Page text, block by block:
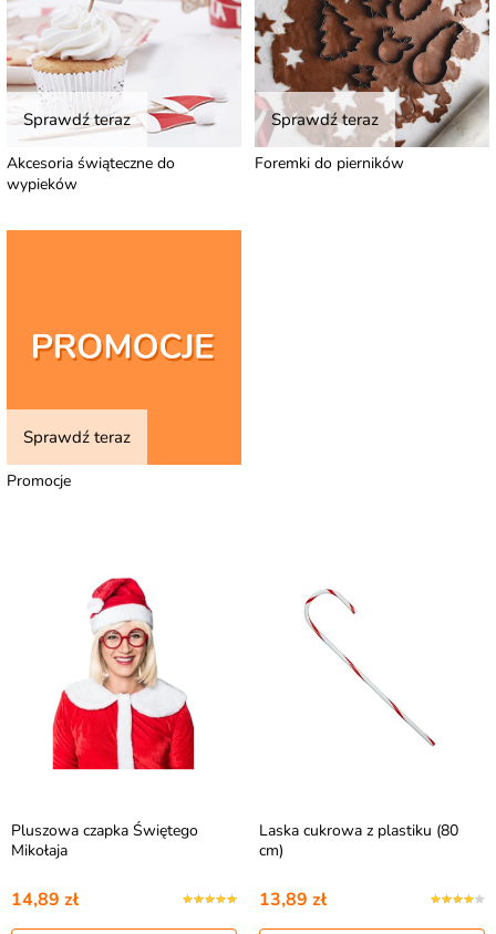
Sprawdź teraz
Akcesoria świąteczne do
wypieków
Sprawdź teraz
Foremki do pierników
Sprawdź teraz
Promocje
Pluszowa czapka Świętego
Mikołaja
14,89 zł
Laska cukrowa z plastiku (80
cm)
13,89 zł